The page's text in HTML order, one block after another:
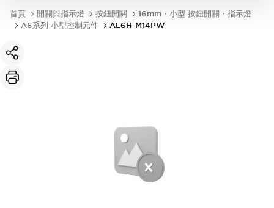
首頁 開關與指示燈 按鈕開關
16mm・小型 按鈕開關・指示燈
A6系列 小型控制元件
AL6H-M14PW